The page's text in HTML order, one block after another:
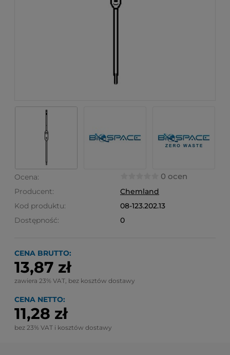
Ocena: 0 ocen
Producent:
Chemland
Kod produktu:
08-123.202.13
Dostępność:
0
CENA BRUTTO:
13,87 zł
zawiera 23% VAT, bez kosztów dostawy
CENA NETTO:
11,28 zł
bez 23% VAT i kosztów dostawy